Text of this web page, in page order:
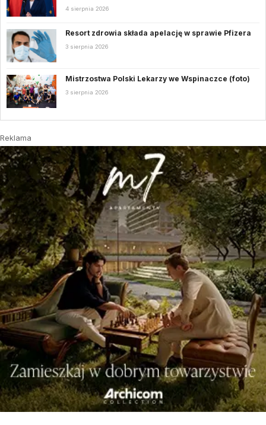
4 sierpnia 2026
Resort zdrowia składa apelację w sprawie Pfizera
3 sierpnia 2026
Mistrzostwa Polski Lekarzy we Wspinaczce (foto)
3 sierpnia 2026
Reklama